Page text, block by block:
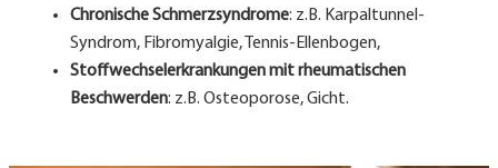
Chronische Schmerzsyndrome: z.B. Karpaltunnel-
Syndrom, Fibromyalgie, Tennis-Ellenbogen,
Stoffwechselerkrankungen mit rheumatischen
Beschwerden: z.B. Osteoporose, Gicht.